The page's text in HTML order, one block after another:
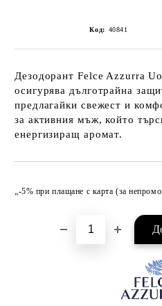
Код: 40841
Дезодорант Felce Azzurra
осигурява дълготрайна
предлагайки свежест и
за активния мъж, който
енергизиращ аромат.
„-5% при плащане с карта (за